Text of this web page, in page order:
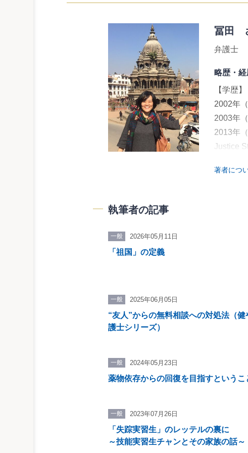
冨田
弁護士
略歴・経
【学歴】
2002年
2003年
2013年
Justice
【職歴】
2015年
2018年
のでは
著者につ
執筆者の記事
一般 2026年05月11日
「祖国」の定義
一般 2025年06月05日
“友人”からの無料相談への対処法（健
護士シリーズ）
一般 2024年05月23日
薬物依存からの回復を目指すというこ
一般 2023年07月26日
「失踪実習生」のレッテルの裏に
～技能実習生チャンとその家族の話～